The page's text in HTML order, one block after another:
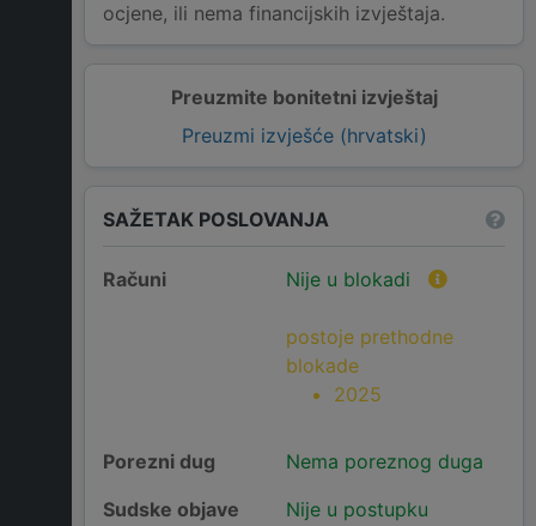
Preuzmite bonitetni izvještaj
Preuzmi izvješće (hrvatski)
ocjene, ili nema financijskih izvještaja.
SAŽETAK POSLOVANJA
Računi Nije u blokadi
postoje prethodne
blokade
2025
Porezni dug
Nema poreznog duga
Sudske objave
Nije u postupku